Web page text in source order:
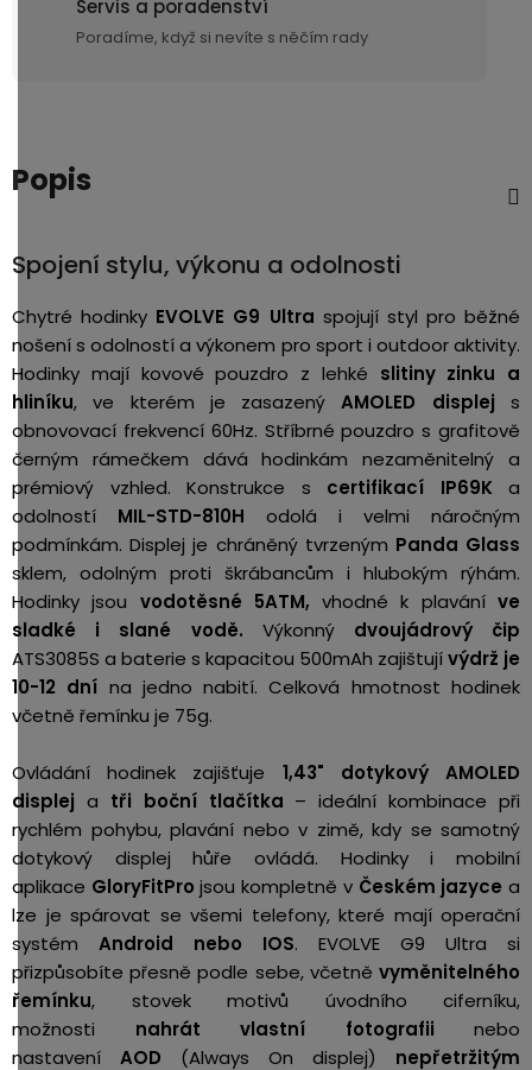
Servis a poradenství
Poradíme, když si nevíte s něčím rady
Popis
Spojení stylu, výkonu a odolnosti
Chytré hodinky EVOLVE G9 Ultra spojují styl pro běžné
nošení s odolností a výkonem pro sport i outdoor aktivity.
Hodinky mají kovové pouzdro z lehké slitiny zinku a
hliníku, ve kterém je zasazený AMOLED displejs
obnovovací frekvencí 60Hz. Stříbrné pouzdro s grafitově
černým rámečkem
dává hodinkám nezaměnitelný a
prémiový vzhled. Konstrukce s certifikací IP69Ka
odolností MIL-STD-810H odolá i velmi náročným
podmínkám. Displej je chráněný tvrzeným Panda Glass
sklem, odolným proti škrábancům i hlubokým rýhám.
Hodinky jsou vodotěsné 5ATM,vhodné k plaváníve
sladké i slané vodě. Výkonný dvoujádrový čip
ATS3085S a baterie s kapacitou 500mAh zajištujívýdrž je
10-12 dní na jedno nabití. Celková hmotnost hodinek
včetně řemínku je 75g.
Ovládání hodinek zajišťuje 1,43" dotykový AMOLED
displej a tři boční tlačítka – ideální kombinace při
rychlém pohybu, plavání nebo v zimě, kdy se samotný
dotykový displej hůře ovládá. Hodinky i mobilní
aplikace GloryFitPro jsou kompletně v Českém jazyce a
lze je spárovat se všemi telefony, které mají operační
systém Android nebo IOS. EVOLVE G9 Ultra si
přizpůsobíte přesně podle sebe, včetně vyměnitelného
řemínku, stovek motivů úvodního ciferníku,
možnosti nahrát vlastní fotografii nebo
nastavení
AOD (Always On displej) nepřetržitým